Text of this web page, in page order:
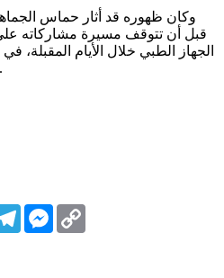
وكان ظهوره قد أثار حماس
قبل أن تتوقف مسيرة مشاركاته
الجهاز الطبي خلال الأيام
غير متوقعة في موسم الفريق.
TelegramMessenger